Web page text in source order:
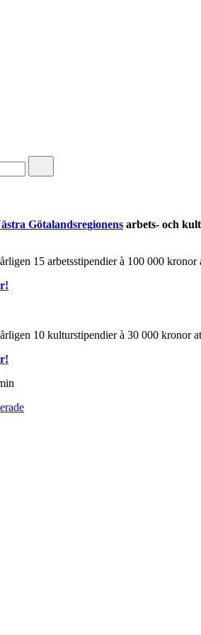
Götalandsregionens arbets- och
15 arbetsstipendier à 100 000
10 kulturstipendier à 30 000 kronor